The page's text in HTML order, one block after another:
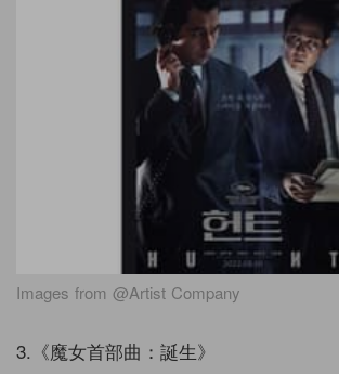
Images from @Artist Company
3.《魔女首部曲：誕生》